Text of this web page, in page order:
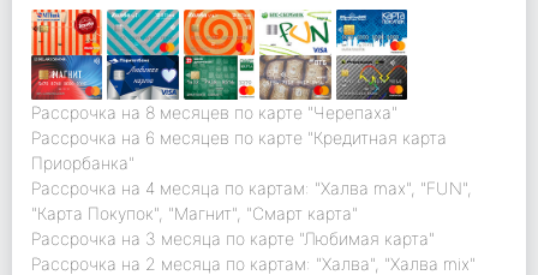
Рассрочка на 8 месяцев по карте "Черепаха"
Рассрочка на 6 месяцев по карте "Кредитная карта
Приорбанка"
Рассрочка на 4 месяца по картам: "Халва max", "FUN",
"Карта Покупок", "Магнит", "Смарт карта"
Рассрочка на 3 месяца по карте "Любимая карта"
Рассрочка на 2 месяца по картам: "Халва", "Халва mix"